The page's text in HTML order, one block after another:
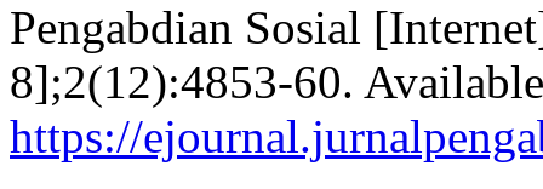
Pengabdian Sosial
8];2(12):4853-60.
https://